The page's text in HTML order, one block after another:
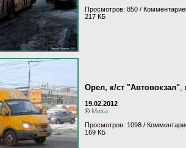
Просмотров: 850 /
217 КБ
Орел, к/ст "Автовокзал"
19.02.2012
© Миха
Просмотров: 1098 /
169 КБ